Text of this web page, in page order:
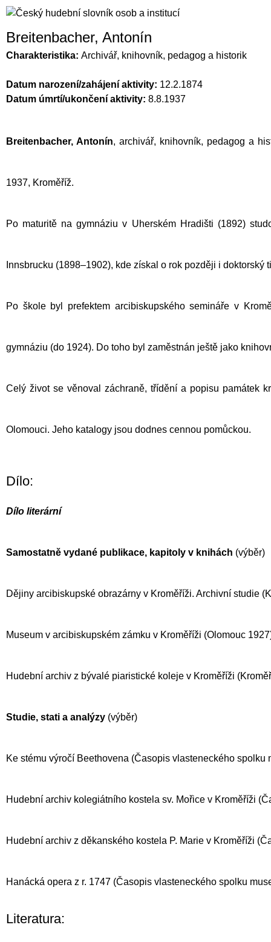
Breitenbacher, Antonín
Charakteristika: Archivář, knihovník, pedagog a historik
Datum narození/zahájení aktivity: 12.2.1874
Datum úmrtí/ukončení aktivity: 8.8.1937
Breitenbacher, Antonín, archivář, knihovník, pedagog a
1937, Kroměříž.
Po maturitě na gymnáziu v Uherském Hradišti (1892)
Innsbrucku (1898–1902), kde získal o rok později i doktorský
Po škole byl prefektem arcibiskupského semináře v
gymnáziu (do 1924). Do toho byl zaměstnán ještě jako
Celý život se věnoval záchraně, třídění a popisu památek
Olomouci. Jeho katalogy jsou dodnes cennou pomůckou.
Dílo:
Dílo literární
Samostatně vydané publikace, kapitoly v knihách (výběr)
Dějiny arcibiskupské obrazárny v Kroměříži. Archivní studie
Museum v arcibiskupském zámku v Kroměříži (Olomouc
Hudební archiv z bývalé piaristické koleje v Kroměříži
Studie, stati a analýzy (výběr)
Ke stému výročí Beethovena (Časopis vlasteneckého
Hudební archiv kolegiátního kostela sv. Mořice v Kroměříži
Hudební archiv z děkanského kostela P. Marie v Kroměříži
Hanácká opera z r. 1747 (Časopis vlasteneckého spolku
Literatura: